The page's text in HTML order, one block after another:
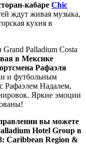
кабаре Chic
ждут живая музыка,
кухня в
Palladium Costa
в Мексике
Рафаэля
и футбольным
Рафаэлем Надалем,
Яркие эмоции
вы можете
Hotel Group в
Caribbean Region &